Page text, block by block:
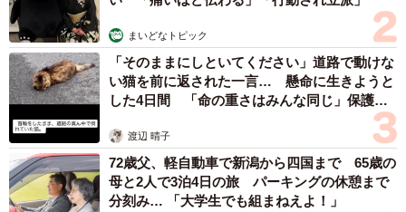
抜いたコルクの中にレジンという透き通った樹脂を流し込
み、クラゲやクリオネ、草花を閉じ込めて幻想的な海の世
界を生み出す作風で、1000円台の作品が中心となっていま
す。現在は大学に通いながら、ハンドメイド作家として活
動しています。コルクを使った作品の場合、背面に光を通
さない形では制作時間が約6時間、背面から光を通す形では
7〜8時間ほどかかるといいます。
まいどなトピック
「そのままにしといてください」道路で動けな
い猫を前に返された一言… 懸命に生きようと
した4日間 「命の重さはみんな同じ」保護団
渡辺 晴子
72歳父、軽自動車で新潟から四国まで 65歳の
母と2人で3泊4日の旅 パーキングの休憩まで
分刻み… 「大学生でも組まねえよ！」